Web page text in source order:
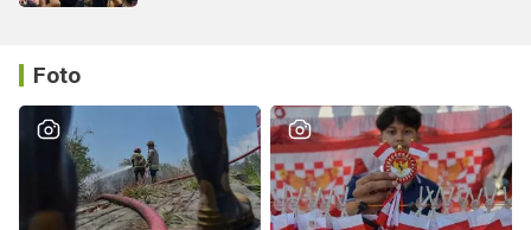
Foto